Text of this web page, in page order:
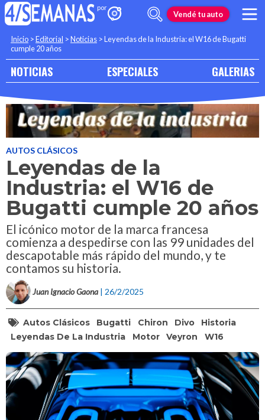
Vendé tu auto
Inicio >Editorial >Noticias >Leyendas de la Industria: el W16 de Bugatti
cumple 20 años
NOTICIAS ESPECIALES GALERIAS
AUTOS CLÁSICOS
Leyendas de la
Industria: el W16 de
Bugatti cumple 20 años
El icónico motor de la marca francesa
comienza a despedirse con las 99 unidades del
descapotable más rápido del mundo, y te
contamos su historia.
Juan Ignacio Gaona | 26/2/2025
Autos Clásicos Bugatti Chiron Divo
Historia
Leyendas De La Industria
Motor Veyron W16